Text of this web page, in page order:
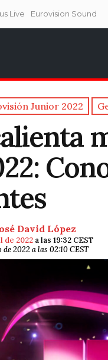
Live Eurovision Sound
Junior 2022
David López
de 2022 a las 19:32 CEST
2022 a las 02:10 CEST